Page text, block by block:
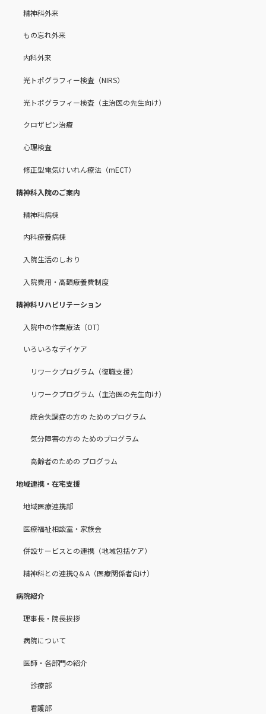
精神科外来
もの忘れ外来
内科外来
光トポグラフィー検査（NIRS）
光トポグラフィー検査（主治医の先生向け）
クロザピン治療
心理検査
修正型電気けいれん療法（mECT）
精神科入院のご案内
精神科病棟
内科療養病棟
入院生活のしおり
入院費用・高額療養費制度
精神科リハビリテーション
入院中の作業療法（OT）
いろいろなデイケア
リワークプログラム（復職支援）
リワークプログラム（主治医の先生向け）
統合失調症の方の ためのプログラム
気分障害の方の ためのプログラム
高齢者のための プログラム
地域連携・在宅支援
地域医療連携部
医療福祉相談室・家族会
併設サービスとの連携（地域包括ケア）
精神科との連携Q＆A（医療関係者向け）
病院紹介
理事長・院長挨拶
病院について
医師・各部門の紹介
診療部
看護部